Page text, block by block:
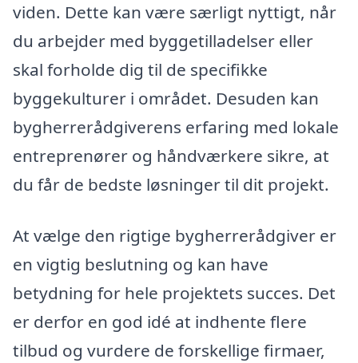
viden. Dette kan være særligt nyttigt, når
du arbejder med byggetilladelser eller
skal forholde dig til de specifikke
byggekulturer i området. Desuden kan
bygherrerådgiverens erfaring med lokale
entreprenører og håndværkere sikre, at
du får de bedste løsninger til dit projekt.
At vælge den rigtige bygherrerådgiver er
en vigtig beslutning og kan have
betydning for hele projektets succes. Det
er derfor en god idé at indhente flere
tilbud og vurdere de forskellige firmaer,